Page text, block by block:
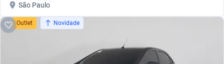
São Paulo
Outlet Novidade